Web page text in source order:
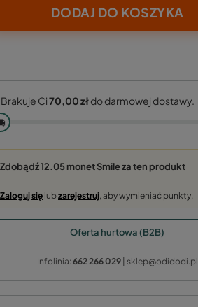
DODAJ DO KOSZYKA
Brakuje Ci70,00 złdo darmowej dostawy.
Zdobądź12.05 monetSmile za ten produkt
Zaloguj się lubzarejestruj, aby wymieniać punkty.
Oferta hurtowa (B2B)
Infolinia: 662 266 029| sklep@odidodi.pl